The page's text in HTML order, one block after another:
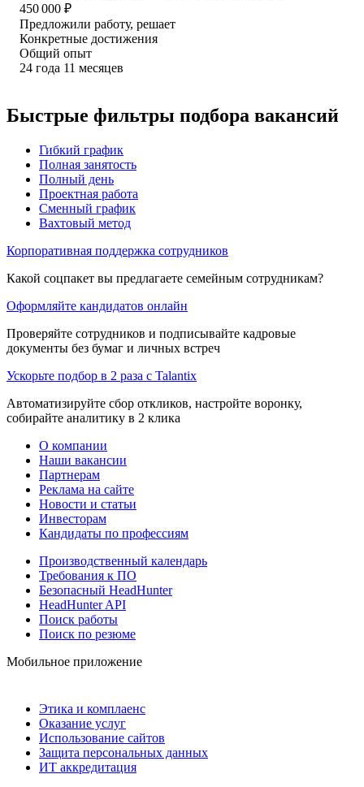
450 000 ₽
Предложили работу, решает
Конкретные достижения
Общий опыт
24 года 11 месяцев
Быстрые фильтры подбора вакансий
Гибкий график
Полная занятость
Полный день
Проектная работа
Сменный график
Вахтовый метод
Корпоративная поддержка сотрудников
Какой соцпакет вы предлагаете семейным сотрудникам?
Оформляйте кандидатов онлайн
Проверяйте сотрудников и подписывайте кадровые
документы без бумаг и личных встреч
Ускорьте подбор в 2 раза с Talantix
Автоматизируйте сбор откликов, настройте воронку,
собирайте аналитику в 2 клика
О компании
Наши вакансии
Партнерам
Реклама на сайте
Новости и статьи
Инвесторам
Кандидаты по профессиям
Производственный календарь
Требования к ПО
Безопасный HeadHunter
HeadHunter API
Поиск работы
Поиск по резюме
Мобильное приложение
Этика и комплаенс
Оказание услуг
Использование сайтов
Защита персональных данных
ИТ аккредитация